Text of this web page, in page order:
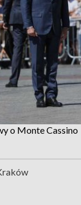
o Monte Cassino